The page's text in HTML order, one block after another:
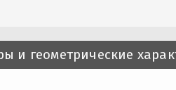
и геометрические